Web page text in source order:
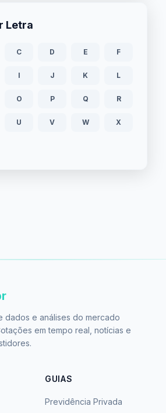
Letra
C D E F
I J K L
O P Q R
U V W X
dados e análises do mercado
em tempo real, notícias e
GUIAS
Previdência Privada